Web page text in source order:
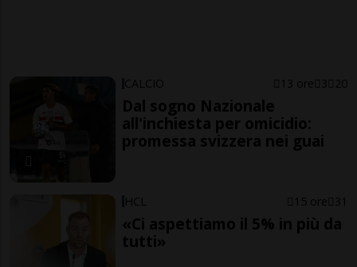
CALCIO 13 ore 3 20
Dal sogno Nazionale
all'inchiesta per omicidio:
promessa svizzera nei guai
HCL 15 ore 31
«Ci aspettiamo il 5% in più da
tutti»